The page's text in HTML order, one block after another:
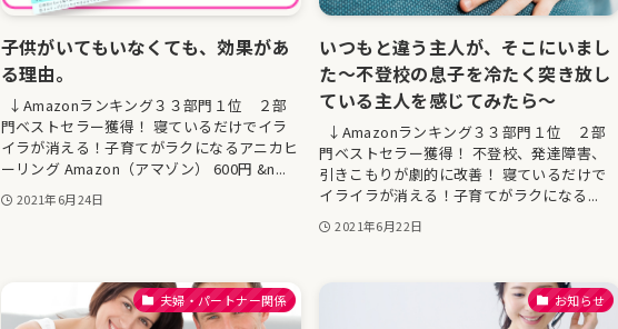
子供がいてもいなくても、効果があ
る理由。
↓Amazonランキング３３部門１位 ２部
門ベストセラー獲得！ 寝ているだけでイラ
イラが消える！子育てがラクになるアニカヒ
ーリング Amazon（アマゾン） 600円 &n...
2021年6月24日
いつもと違う主人が、そこにいまし
た〜不登校の息子を冷たく突き放し
ている主人を感じてみたら〜
↓Amazonランキング３３部門１位 ２部
門ベストセラー獲得！ 不登校、発達障害、
引きこもりが劇的に改善！ 寝ているだけで
イライラが消える！子育てがラクになる...
2021年6月22日
夫婦・パートナー関係 お知らせ